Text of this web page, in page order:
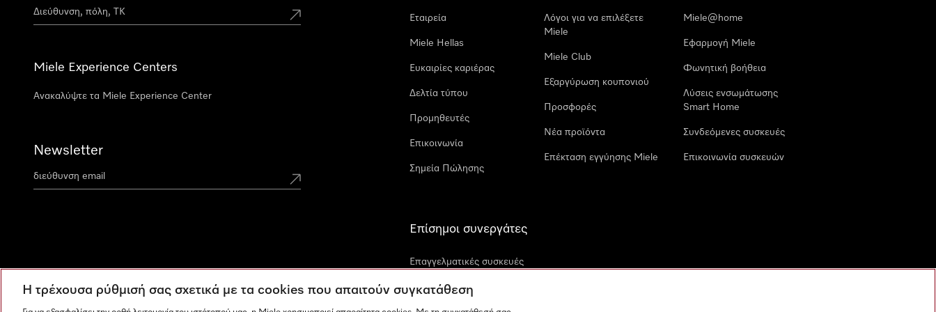
Miele Experience Centers
Ανακαλύψτε τα Miele Experience Center
Newsletter
Εταιρεία
Miele Hellas
Ευκαιρίες καριέρας
Δελτία τύπου
Προμηθευτές
Επικοινωνία
Σημεία Πώλησης
Λόγοι για να επιλέξετε
Miele
Miele Club
Εξαργύρωση κουπονιού
Προσφορές
Νέα προϊόντα
Επέκταση εγγύησης Miele
Miele@home
Εφαρμογή Miele
Φωνητική βοήθεια
Λύσεις ενσωμάτωσης
Smart Home
Συνδεόμενες συσκευές
Επικοινωνία συσκευών
Επίσημοι συνεργάτες
Επαγγελματικές συσκευές
Η τρέχουσα ρύθμισή σας σχετικά με τα cookies που απαιτούν συγκατάθεση